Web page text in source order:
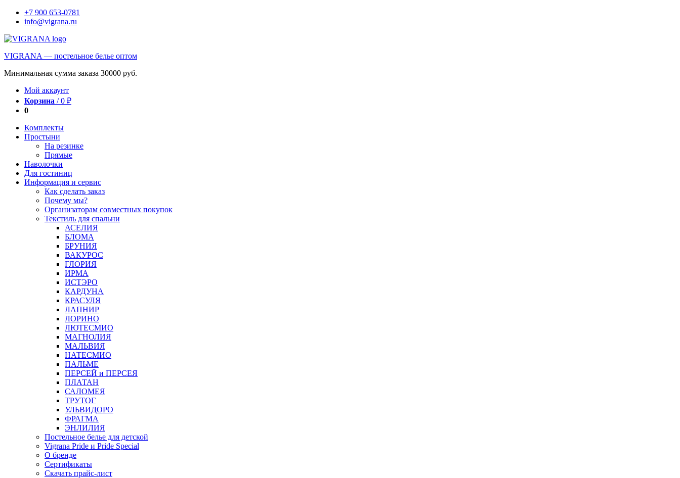
+7 900 653-0781
info@vigrana.ru
VIGRANA — постельное белье оптом
Минимальная сумма заказа 30000 руб.
Мой аккаунт
Корзина /0 ₽
0
Комплекты
Простыни
На резинке
Прямые
Наволочки
Для гостиниц
Информация и сервис
Как сделать заказ
Почему мы?
Организаторам совместных покупок
Текстиль для спальни
АСЕЛИЯ
БЛОМА
БРУНИЯ
ВАКУРОС
ГЛОРИЯ
ИРМА
ИСТЭРО
КАРДУНА
КРАСУЛЯ
ЛАПНИР
ЛОРИНО
ЛЮТЕСМИО
МАГНОЛИЯ
МАЛЬВИЯ
НАТЕСМИО
ПАЛЬМЕ
ПЕРСЕЙ и ПЕРСЕЯ
ПЛАТАН
САЛОМЕЯ
ТРУТОГ
УЛЬВИДОРО
ФРАГМА
ЭНЛИЛИЯ
Постельное белье для детской
Vigrana Pride и Pride Special
О бренде
Сертификаты
Скачать прайс-лист